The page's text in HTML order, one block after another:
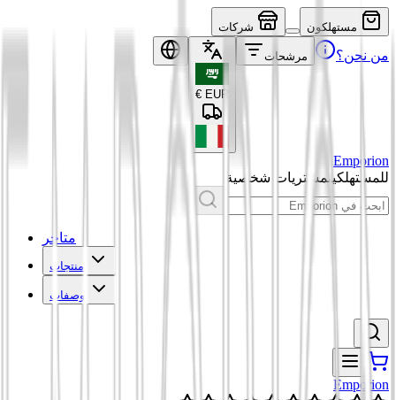
مستهلكون شركات
من نحن؟ مرشحات
EUR
€
Emporion
للمستهلكينمشتريات شخصية
متاجر
منتجات
وصفات
Emporion